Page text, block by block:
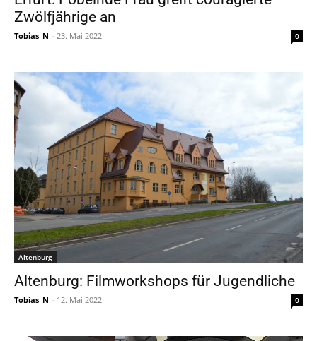
Zwölfjährige an
Tobias_N - 23. Mai 2022 0
Altenburg
Altenburg: Filmworkshops für Jugendliche
Tobias_N - 12. Mai 2022 0